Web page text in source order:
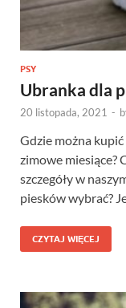
PSY
Ubranka dla
20 listopada, 2021 -
Gdzie można
zimowe miesiące?
szczegóły w
piesków wybrać?
CZYTAJ WIĘCEJ